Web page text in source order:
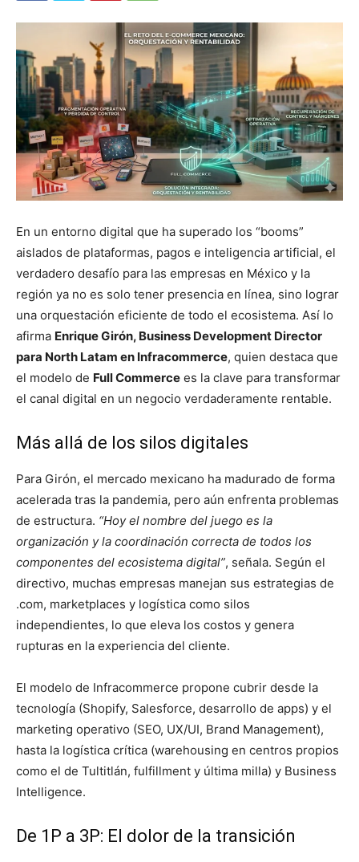
En un entorno digital que ha superado los “booms”
aislados de plataformas, pagos e inteligencia artificial, el
verdadero desafío para las empresas en México y la
región ya no es solo tener presencia en línea, sino lograr
una orquestación eficiente de todo el ecosistema. Así lo
afirma Enrique Girón, Business Development Director
para North Latam en Infracommerce, quien destaca que
el modelo de Full Commerce es la clave para transformar
el canal digital en un negocio verdaderamente rentable.
Más allá de los silos digitales
Para Girón, el mercado mexicano ha madurado de forma
acelerada tras la pandemia, pero aún enfrenta problemas
de estructura. “Hoy el nombre del juego es la
organización y la coordinación correcta de todos los
componentes del ecosistema digital”, señala. Según el
directivo, muchas empresas manejan sus estrategias de
.com, marketplaces y logística como silos
independientes, lo que eleva los costos y genera
rupturas en la experiencia del cliente.
El modelo de Infracommerce propone cubrir desde la
tecnología (Shopify, Salesforce, desarrollo de apps) y el
marketing operativo (SEO, UX/UI, Brand Management),
hasta la logística crítica (warehousing en centros propios
como el de Tultitlán, fulfillment y última milla) y Business
Intelligence.
De 1P a 3P: El dolor de la transición